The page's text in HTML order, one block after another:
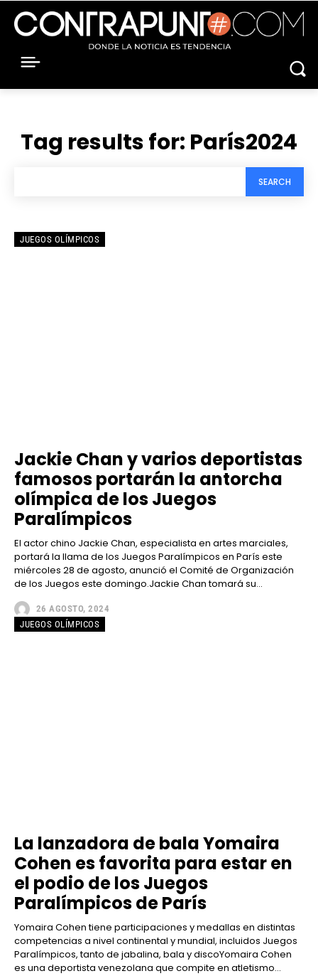
Tag results for: París2024
SEARCH
JUEGOS OLÍMPICOS
Jackie Chan y varios deportistas
famosos portarán la antorcha
olímpica de los Juegos
Paralímpicos
El actor chino Jackie Chan, especialista en artes marciales,
portará la llama de los Juegos Paralímpicos en París este
miércoles 28 de agosto, anunció el Comité de Organización
de los Juegos este domingo.Jackie Chan tomará su...
26 AGOSTO, 2024
JUEGOS OLÍMPICOS
La lanzadora de bala Yomaira
Cohen es favorita para estar en
el podio de los Juegos
Paralímpicos de París
Yomaira Cohen tiene participaciones y medallas en distintas
competencias a nivel continental y mundial, incluidos Juegos
Paralímpicos, tanto de jabalina, bala y discoYomaira Cohen
es una deportista venezolana que compite en atletismo...